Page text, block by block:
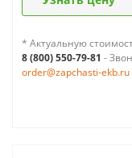
* Актуальную
8 (800) 550-79-81 -
order@zapchasti-ekb.ru